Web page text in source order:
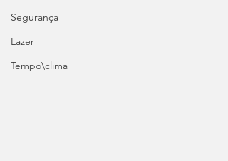
Segurança
Lazer
Tempo\clima